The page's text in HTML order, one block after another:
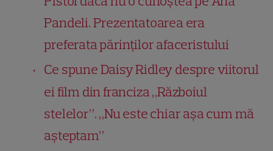
Pandeli. Prezentatoarea era
preferata părinților afaceristului
Ce spune Daisy Ridley despre viitorul
ei film din franciza „Războiul
stelelor”. „Nu este chiar așa cum mă
așteptam”